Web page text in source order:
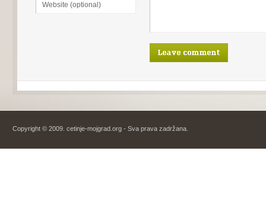
Copyright © 2009. cetinje-mojgrad.org - Sva prava zadržana.